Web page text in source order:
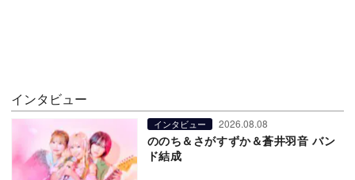
インタビュー
インタビュー 2026.08.08
ののち＆さがすずか＆蒼井羽音 バン
ド結成